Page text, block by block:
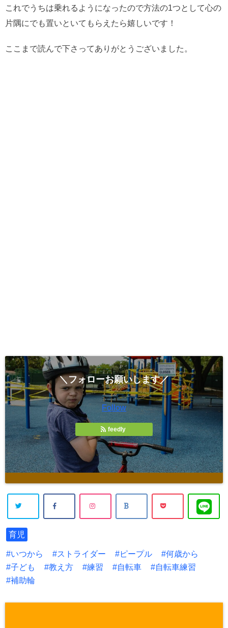
これでうちは乗れるようになったので方法の1つとして心の
片隅にでも置いといてもらえたら嬉しいです！
ここまで読んで下さってありがとうございました。
＼フォローお願いします／
Follow
feedly
育児
いつから ストライダー ピープル
何歳から
子ども
教え方 練習 自転車
自転車練習
補助輪